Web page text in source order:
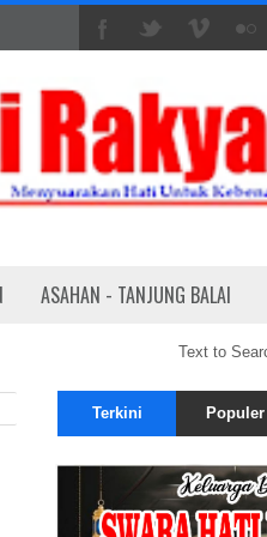
ASAHAN - TANJUNG BALAI
Terkini Populer